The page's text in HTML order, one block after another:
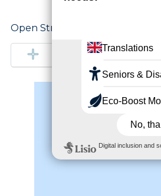
Open Street Map